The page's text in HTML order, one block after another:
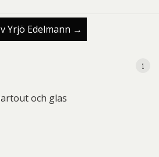
Yrjö Edelmann →
och glas
i